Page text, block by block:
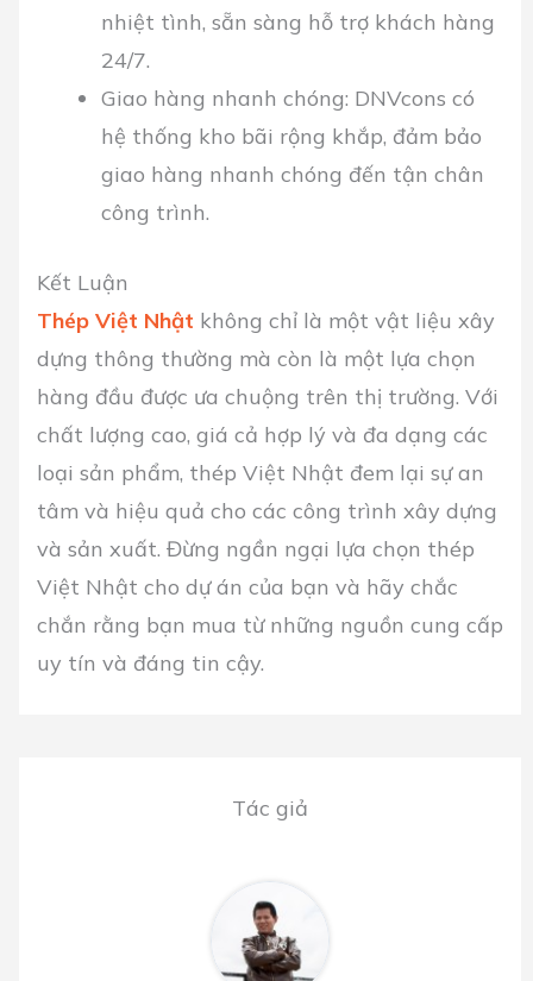
nhiệt tình, sẵn sàng hỗ trợ khách hàng
24/7.
Giao hàng nhanh chóng: DNVcons có
hệ thống kho bãi rộng khắp, đảm bảo
giao hàng nhanh chóng đến tận chân
công trình.
Kết Luận
Thép Việt Nhật không chỉ là một vật liệu xây
dựng thông thường mà còn là một lựa chọn
hàng đầu được ưa chuộng trên thị trường. Với
chất lượng cao, giá cả hợp lý và đa dạng các
loại sản phẩm, thép Việt Nhật đem lại sự an
tâm và hiệu quả cho các công trình xây dựng
và sản xuất. Đừng ngần ngại lựa chọn thép
Việt Nhật cho dự án của bạn và hãy chắc
chắn rằng bạn mua từ những nguồn cung cấp
uy tín và đáng tin cậy.
Tác giả